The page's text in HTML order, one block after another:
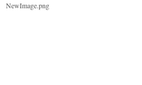
NewImage.png